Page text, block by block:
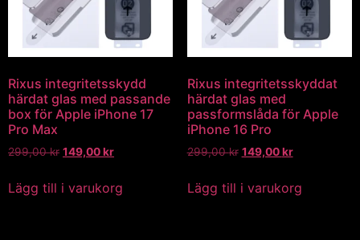
Rixus integritetsskydd
härdat glas med passande
box för Apple iPhone 17
Pro Max
299,00kr 149,00kr
Lägg till i varukorg
Rixus integritetsskyddat
härdat glas med
passformslåda för Apple
iPhone 16 Pro
299,00kr 149,00kr
Lägg till i varukorg